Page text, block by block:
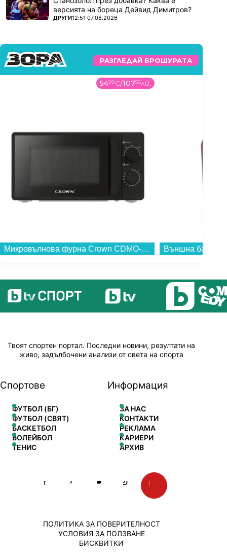
версията на бореца Дейвид Димитров?
ПОВЕЧЕ ОТ
ДРУГИ12:51 07.08.2026
РАЗГЛЕДАЙ БРОШУРАТА
5499€/10756лв.
Микровълнова фурна Crown CDMO-2065B , 20 , 20 Литри, 700 W...
Твоят спортен портал. Последни новини, резултати на
живо, задълбочени анализи от света на спорта
Спортове
ФУТБОЛ (БГ)
ФУТБОЛ (СВЯТ)
БАСКЕТБОЛ
ВОЛЕЙБОЛ
ТЕНИС
Информация
ЗА НАС
КОНТАКТИ
РЕКЛАМА
КАРИЕРИ
АРХИВ
ПОЛИТИКА ЗА ПОВЕРИТЕЛНОСТ
УСЛОВИЯ ЗА ПОЛЗВАНЕ
БИСКВИТКИ